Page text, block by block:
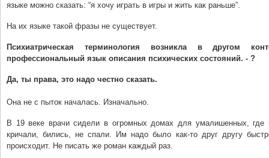
языке можно сказать: “я хочу играть в игры и жить как раньше”.
На их языке такой фразы не существует.
Психиатрическая терминология возникла в другом
профессиональный язык описания психических состояний. - ?
Да, ты права, это надо честно сказать.
Она не с пыток началась. Изначально.
В 19 веке врачи сидели в огромных домах для умалишенных, где
кричали, бились, не спали. Им надо было как-то друг другу
происходит. Не писать же роман каждый раз.